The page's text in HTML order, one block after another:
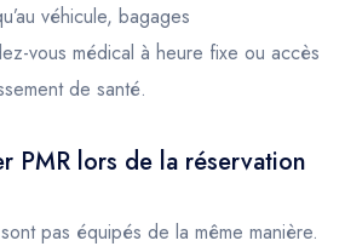
véhicule, bagages
vous médical à heure fixe ou accès
de santé.
PMR lors de la réservation
pas équipés de la même manière.